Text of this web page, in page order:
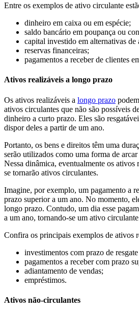
Entre os exemplos de ativo circulante
dinheiro em caixa ou em espécie;
saldo bancário em poupança ou
capital investido em alternativas de
reservas financeiras;
pagamentos a receber de clientes
Ativos realizáveis a longo prazo
Os ativos realizáveis a longo prazo
ativos circulantes que não são possíveis
dinheiro a curto prazo. Eles são
dispor deles a partir de um ano.
Portanto, os bens e direitos têm uma
serão utilizados como uma forma de
Nessa dinâmica, eventualmente os ativos
se tornarão ativos circulantes.
Imagine, por exemplo, um pagamento a
prazo superior a um ano. No momento,
longo prazo. Contudo, um dia esse
a um ano, tornando-se um ativo
Confira os principais exemplos de ativos
investimentos com prazo de
pagamentos a receber com prazo
adiantamento de vendas;
empréstimos.
Ativos não-circulantes